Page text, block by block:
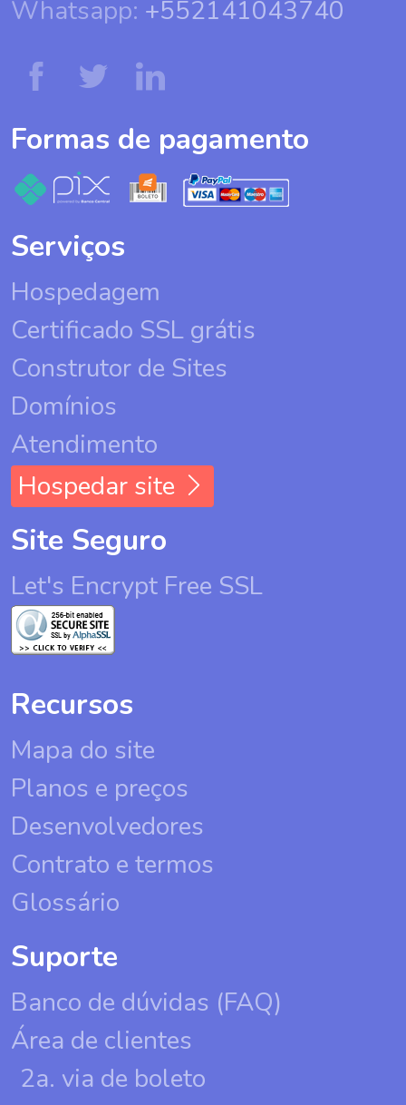
Whatsapp: +552141043740
Formas de pagamento
Serviços
Hospedagem
Certificado SSL grátis
Construtor de Sites
Domínios
Atendimento
Hospedar site
Site Seguro
Let's Encrypt Free SSL
Recursos
Mapa do site
Planos e preços
Desenvolvedores
Contrato e termos
Glossário
Suporte
Banco de dúvidas (FAQ)
Área de clientes
2a. via de boleto